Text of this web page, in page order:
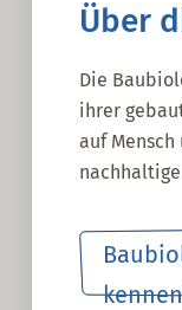
Über
Die
ihrer
auf